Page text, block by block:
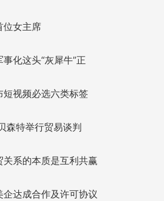
位女主席
化这头“灰犀牛”正
视频必选六类标签
森特举行贸易谈判
系的本质是互利共赢
达成合作及许可协议